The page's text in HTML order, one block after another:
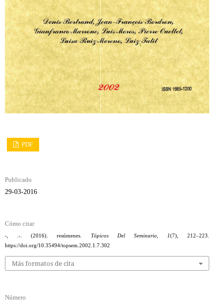
PDF
Publicado
29-03-2016
Cómo citar
-, .-. (2016). resúmenes. Tópicos Del Seminario, 1(7), 212–223.
https://doi.org/10.35494/topsem.2002.1.7.302
Más formatos de cita
Número